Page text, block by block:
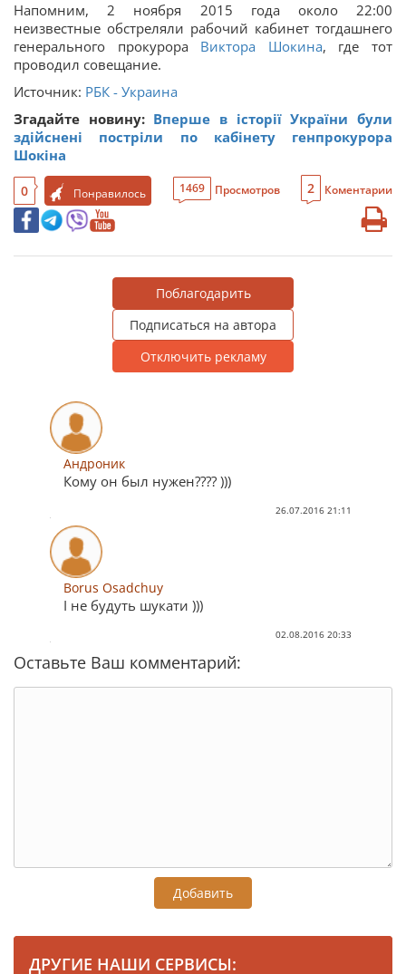
Напомним, 2 ноября 2015 года около 22:00
неизвестные обстреляли рабочий кабинет тогдашнего
генерального прокурора Виктора Шокина, где тот
проводил совещание.
Источник: РБК - Украина
Згадайте новину: Вперше в історії України були
здійснені постріли по кабінету генпрокурора
Шокіна
0 Понравилось 1469 Просмотров 2 Коментарии
Поблагодарить
Подписаться на автора
Отключить рекламу
Андроник
Кому он был нужен???? )))
26.07.2016 21:11
Borus Osadchuy
І не будуть шукати )))
02.08.2016 20:33
Оставьте Ваш комментарий:
Добавить
ДРУГИЕ НАШИ СЕРВИСЫ: